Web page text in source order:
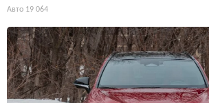
Авто 19 064